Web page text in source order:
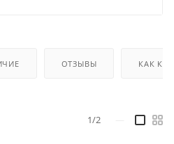
ОТЗЫВЫ КАК
1/2